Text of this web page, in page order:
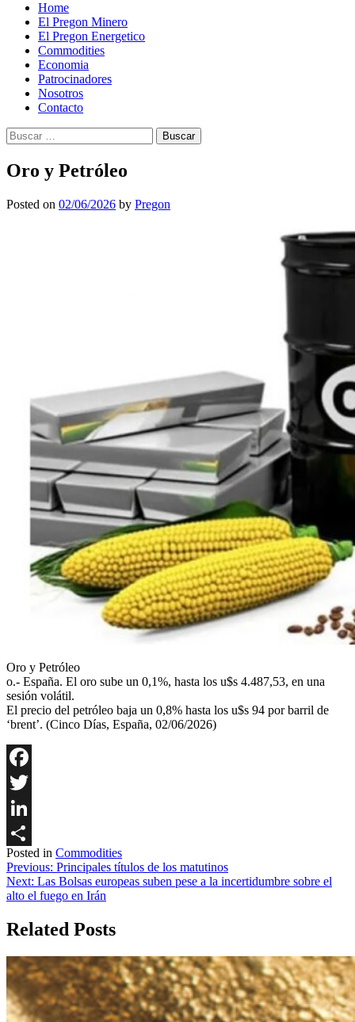
Home
El Pregon Minero
El Pregon Energetico
Commodities
Economia
Patrocinadores
Nosotros
Contacto
Buscar:
Oro y Petróleo
Posted on 02/06/2026 by Pregon
Oro y Petróleo
o.- España. El oro sube un 0,1%, hasta los u$s 4.487,53, en una
sesión volátil.
El precio del petróleo baja un 0,8% hasta los u$s 94 por barril de
‘brent’. (Cinco Días, España, 02/06/2026)
Facebook
Twitter
LinkedIn
Share
Posted in Commodities
Navegación
de
Previous: Principales títulos de los matutinos
Next: Las Bolsas europeas suben pese a la incertidumbre sobre el
alto el fuego en Irán
Related Posts